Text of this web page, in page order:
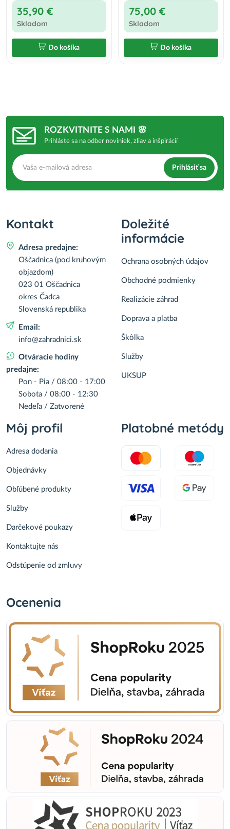
35,90 €
Skladom
Do košíka
75,00 €
Skladom
Do košíka
ROZKVITNITE S NAMI 🌸
Prihláste sa na odber noviniek, zliav a inšpirácií
Prihlásiť sa
Kontakt
Adresa predajne:
Oščadnica (pod kruhovým
objazdom)
023 01 Oščadnica
okres Čadca
Slovenská republika
Email:
info@zahradnici.sk
Otváracie hodiny
predajne:
Pon - Pia / 08:00 - 17:00
Sobota / 08:00 - 12:30
Nedeľa / Zatvorené
Doležité
informácie
Ochrana osobných údajov
Obchodné podmienky
Realizácie záhrad
Doprava a platba
Škôlka
Služby
UKSUP
Môj profil
Adresa dodania
Objednávky
Obľúbené produkty
Služby
Darčekové poukazy
Kontaktujte nás
Odstúpenie od zmluvy
Platobné metódy
Ocenenia